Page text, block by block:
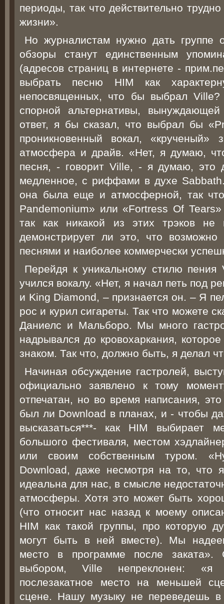
периоды, так что действительно
жизни».
Но журналистам нужно дать группе
обзоры станут единственным
(адресов страниц в интернете -
выбрать песню HIM как
непосвященных, что бы выбрал Ville?
спорной альтернативы,
ответ, я бы сказал, что выбрал бы
проникновенный вокал, «крученый»
атмосфера и драйв. «Нет, я думаю,
песня, - говорит Ville, - я думаю, это
медленное, с риффами в духе
она была еще и атмосферной, так
Pandemonium» или «Fortress Of
так как никакой из этих трэков
демонстрирует ли это, что
песнями и наиболее коммерчески
Перейдя к уникальному стилю
учился вокалу. «Нет, я начал петь под
и King Diamond, – признается он. – Я
рос и курил сигареты. Так что можете
Даниелс и Мальборо. Мы много
надрывался до кровохаркания,
знаком. Так что, должно быть, я делал
Начиная обсуждение гастролей,
официально заявлено к тому
отпечатан, но во время написания,
был ли Download в планах, и - чтобы
высказаться***- как HIM выбирает
большого фестиваля, местом
или своим собственным туром.
Download, даже несмотря на то, что
идеальна для нас, в смысле
атмосферы. Хотя это может быть
(что относит нас назад к моему
HIM как такой группы, про которую
могут быть в ней вместе). Мы
место в программе после заката».
выбором, Ville непреклонен: «я
послезакатное место на меньшей
сцене. Нашу музыку не переведешь